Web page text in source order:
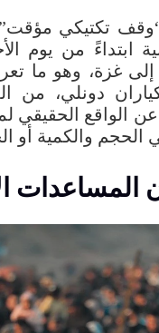
تكتيكي
ابتداءً من يوم
غزة، وهو ما
دونلي، من
الواقع الحقيقي
والكمية أو
المساعدات